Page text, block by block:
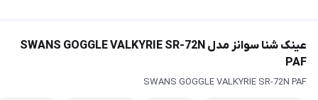
عینک شنا سوانز مدل SWANS GOGGLE VALKYRIE SR-72N
PAF
SWANS GOGGLE VALKYRIE SR-72N PAF